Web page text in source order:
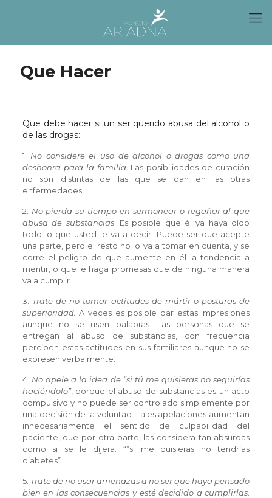
Que Hacer
Que debe hacer si un ser querido abusa del alcohol o
de las drogas:
1. No considere el uso de alcohol o drogas como una
deshonra para la familia . Las posibilidades de curación
no son distintas de las que se dan en las otras
enfermedades.
2. No pierda su tiempo en sermonear o regañar al que
abusa de substancias. Es posible que él ya haya oído
todo lo que usted le va a decir. Puede ser que acepte
una parte, pero el resto no lo va a tomar en cuenta, y se
corre el peligro de que aumente en él la tendencia a
mentir, o que le haga promesas que de ninguna manera
va a cumplir.
3. Trate de no tomar actitudes de mártir o posturas de
superioridad. A veces es posible dar estas impresiones
aunque no se usen palabras. Las personas que se
entregan al abuso de substancias, con frecuencia
perciben estas actitudes en sus familiares aunque no se
expresen verbalmente.
4. No apele a la idea de “si tú me quisieras no seguirías
haciéndolo”, porque el abuso de substancias es un acto
compulsivo y no puede ser controlado simplemente por
una decisión de la voluntad. Tales apelaciones aumentan
innecesariamente el sentido de culpabilidad del
paciente, que por otra parte, las considera tan absurdas
como si se le dijera: “”si me quisieras no tendrías
diabetes”.
5. Trate de no usar amenazas a no ser que haya pensado
bien en las consecuencias y esté decidido a cumplirlas